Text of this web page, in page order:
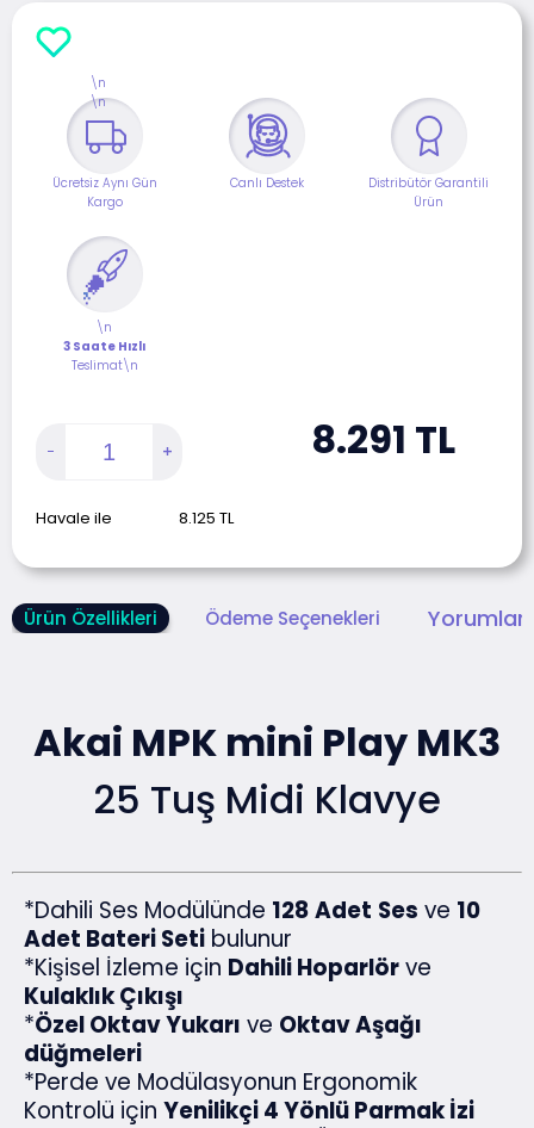
Ücretsiz Aynı Gün
Kargo
Canlı Destek
Distribütör Garantili
Ürün
\n
3 Saate Hızlı
Teslimat\n
\n
\n
8.291 TL
Havale ile 8.125 TL
Ürün Özellikleri Ödeme Seçenekleri
Akai MPK mini Play MK3
25 Tuş Midi Klavye
*Dahili Ses Modülünde 128Adet Ses ve 10
Adet Bateri Seti bulunur
*Kişisel İzleme için Dahili Hoparlörve
Kulaklık Çıkışı
*Özel Oktav Yukarı ve Oktav Aşağı
düğmeleri
*Perde ve Modülasyonun Ergonomik
Kontrolü için Yenilikçi 4 Yönlü Parmak İzi